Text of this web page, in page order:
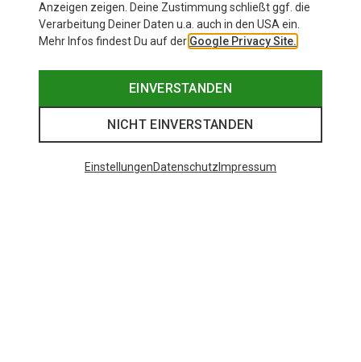
Anzeigen zeigen. Deine Zustimmung schließt ggf. die
Verarbeitung Deiner Daten u.a. auch in den USA ein.
Mehr Infos findest Du auf der Google Privacy Site.
EINVERSTANDEN
NICHT EINVERSTANDEN
EinstellungenDatenschutz Impressum